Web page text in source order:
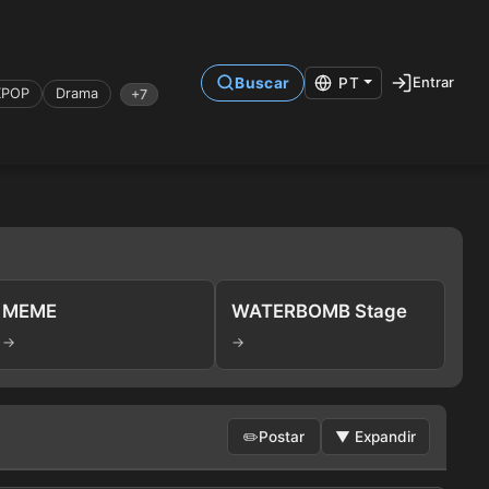
Drama +7
Buscar PT Entrar
MEME
→
WATERBOMB Stage
→
✏️Postar ▼ Expandir